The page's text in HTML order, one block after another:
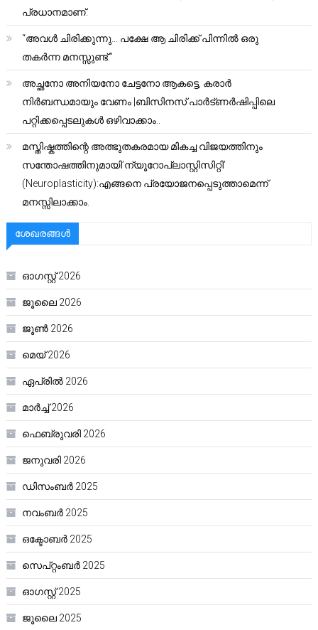
പ്രധാനമാണ്.
“അവൾ ചിരിക്കുന്നു… പക്ഷേ ആ ചിരിക്ക് പിന്നിൽ ഒരു
തകർന്ന മനസ്സുണ്ട്.”
അച്ഛനോ അനിയനോ ചേട്ടനോ ആകട്ടെ, കരാർ
നിർബന്ധമായും വേണം |ബിസിനസ് പാർട്ണർഷിപ്പിലെ
പറ്റിക്കപ്പെടലുകൾ ഒഴിവാക്കാം..
മസ്തിഷ്കത്തിന്റെ അത്ഭുതകരമായ മികച്ച വിജയത്തിനും
സന്തോഷത്തിനുമായി’ന്യൂറോപ്ലാസ്റ്റിസിറ്റി’
(Neuroplasticity):എങ്ങനെ പ്രയോജനപ്പെടുത്താമെന്ന്
മനസ്സിലാക്കാം.
ശേഖരങ്ങൾ
ഓഗസ്റ്റ്‌ 2026
ജൂലൈ 2026
ജൂൺ 2026
മെയ്‌ 2026
ഏപ്രിൽ 2026
മാർച്ച്‌ 2026
ഫെബ്രുവരി 2026
ജനുവരി 2026
ഡിസംബർ 2025
നവംബർ 2025
ഒക്ടോബർ 2025
സെപ്റ്റംബർ 2025
ഓഗസ്റ്റ്‌ 2025
ജൂലൈ 2025